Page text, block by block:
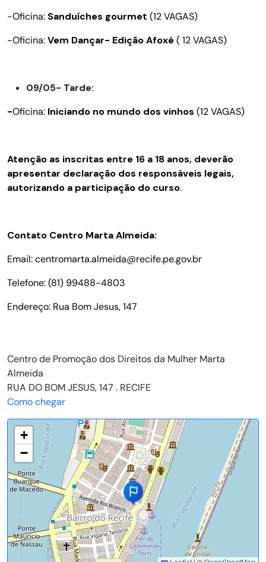
-Oficina: Sanduíches gourmet (12 VAGAS)
-Oficina:Vem Dançar- Edição Afoxé( 12 VAGAS)
09/05- Tarde:
-Oficina: Iniciando no mundo dos vinhos (12 VAGAS)
Atenção as inscritas entre 16 a 18 anos, deverão
apresentar declaração dos responsáveis legais,
autorizando a participação do curso.
Contato Centro Marta Almeida:
Email: centromarta.almeida@recife.pe.gov.br
Telefone: (81) 99488-4803
Endereço: Rua Bom Jesus, 147
Centro de Promoção dos Direitos da Mulher Marta
Almeida
RUA DO BOM JESUS, 147 . RECIFE
Como chegar
+
−